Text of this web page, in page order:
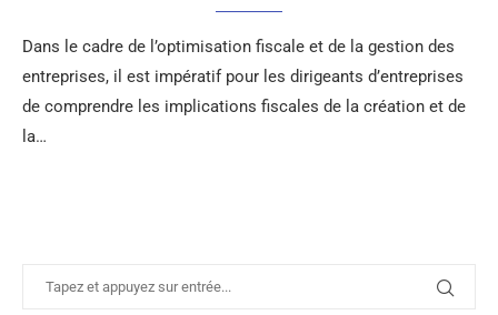
Dans le cadre de l’optimisation fiscale et de la gestion des
entreprises, il est impératif pour les dirigeants d’entreprises
de comprendre les implications fiscales de la création et de
la…